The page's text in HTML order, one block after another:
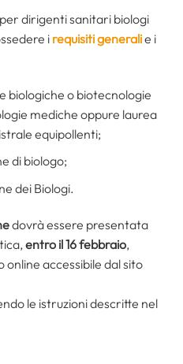
dirigenti sanitari biologi
i requisiti generalie i
biologiche o biotecnologie
mediche oppure laurea
equipollenti;
di biologo;
dei Biologi.
dovrà essere presentata
entro il 16 febbraio,
online accessibile dal sito
le istruzioni descritte nel